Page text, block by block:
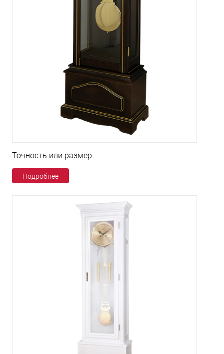
Точность или размер
Подробнее